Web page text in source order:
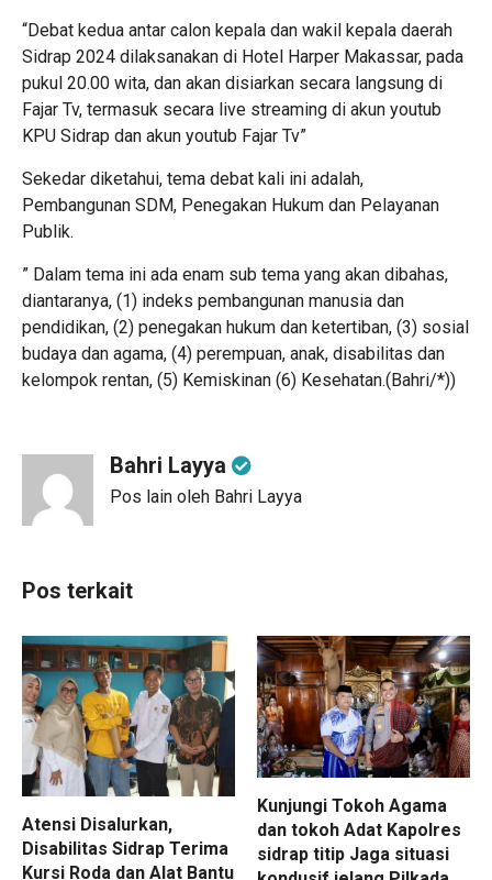
“Debat kedua antar calon kepala dan wakil kepala daerah
Sidrap 2024 dilaksanakan di Hotel Harper Makassar, pada
pukul 20.00 wita, dan akan disiarkan secara langsung di
Fajar Tv, termasuk secara live streaming di akun youtub
KPU Sidrap dan akun youtub Fajar Tv”
Sekedar diketahui, tema debat kali ini adalah,
Pembangunan SDM, Penegakan Hukum dan Pelayanan
Publik.
” Dalam tema ini ada enam sub tema yang akan dibahas,
diantaranya, (1) indeks pembangunan manusia dan
pendidikan, (2) penegakan hukum dan ketertiban, (3) sosial
budaya dan agama, (4) perempuan, anak, disabilitas dan
kelompok rentan, (5) Kemiskinan (6) Kesehatan.(Bahri/*))
Bahri Layya
Pos lain oleh Bahri Layya
Pos terkait
Atensi Disalurkan,
Disabilitas Sidrap Terima
Kursi Roda dan Alat Bantu
Kunjungi Tokoh Agama
dan tokoh Adat Kapolres
sidrap titip Jaga situasi